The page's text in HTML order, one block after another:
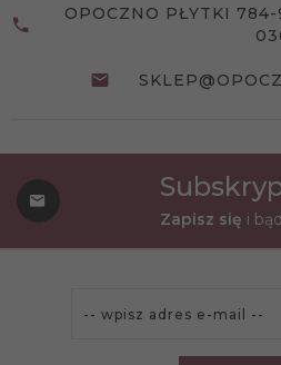
OPOCZNO PŁYTKI
Zapisz się i